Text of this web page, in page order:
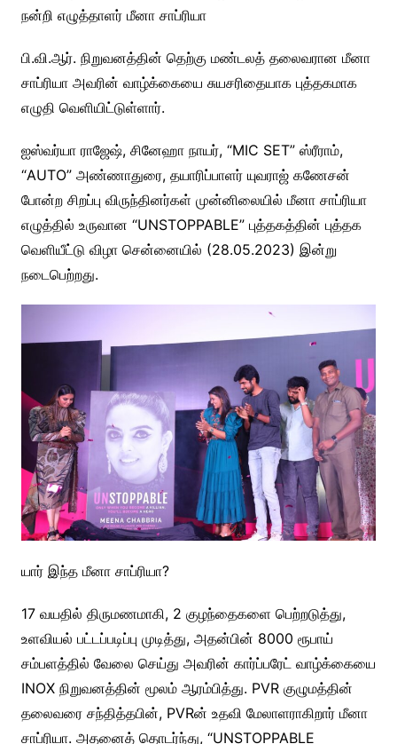
நன்றி எழுத்தாளர் மீனா சாப்ரியா
பி.வி.ஆர். நிறுவனத்தின் தெற்கு மண்டலத் தலைவரான மீனா
சாப்ரியா அவரின் வாழ்க்கையை சுயசரிதையாக புத்தகமாக
எழுதி வெளியிட்டுள்ளார்.
ஐஸ்வர்யா ராஜேஷ், சினேஹா நாயர், “MIC SET” ஸ்ரீராம்,
“AUTO” அண்ணாதுரை, தயாரிப்பாளர் யுவராஜ் கணேசன்
போன்ற சிறப்பு விருந்தினர்கள் முன்னிலையில் மீனா சாப்ரியா
எழுத்தில் உருவான “UNSTOPPABLE” புத்தகத்தின் புத்தக
வெளியீட்டு விழா சென்னையில் (28.05.2023) இன்று
நடைபெற்றது.
யார் இந்த மீனா சாப்ரியா?
17 வயதில் திருமணமாகி, 2 குழந்தைகளை பெற்றடுத்து,
உளவியல் பட்டப்படிப்பு முடித்து, அதன்பின் 8000 ரூபாய்
சம்பளத்தில் வேலை செய்து அவரின் கார்ப்பரேட் வாழ்க்கையை
INOX நிறுவனத்தின் மூலம் ஆரம்பித்து. PVR குழுமத்தின்
தலைவரை சந்தித்தபின், PVRன் உதவி மேலாளராகிறார் மீனா
சாப்ரியா. அதனைத் தொடர்ந்து, “UNSTOPPABLE